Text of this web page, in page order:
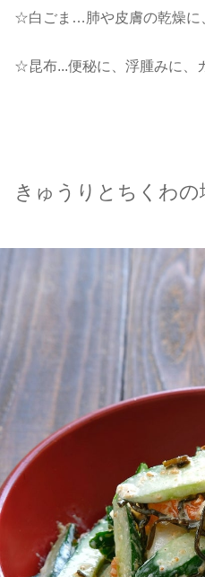
☆白ごま…肺や皮膚の乾燥に
☆昆布...便秘に、浮腫みに、
きゅうりとちくわの